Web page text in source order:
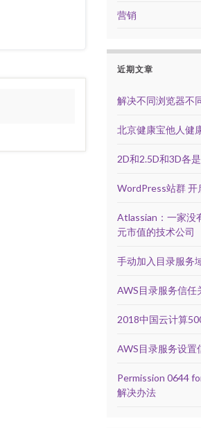
营销
近期文章
解决不同浏览器不
北京健康宝他人健
2D和2.5D和3D各
WordPress站群 开
Atlassian：一家没
元市值的技术公司
手动加入目录服务
AWS目录服务信任
2018中国云计算
AWS目录服务设置
Permission 0644
解决办法